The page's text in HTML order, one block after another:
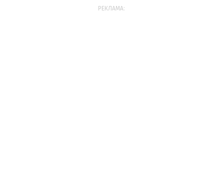
РЕКЛАМА: